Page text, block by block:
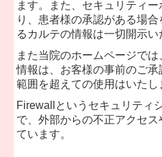
保険診療科目
自費治療料金（保険適用外）
ます。また、セキュリティ
り、患者様の承認がある場
るカルテの情報は一切開示い
また当院のホームページで
情報は、お客様の事前のご
範囲を超えての使用はいたし
Firewallというセキュリティ
で、外部からの不正アクセ
ています。